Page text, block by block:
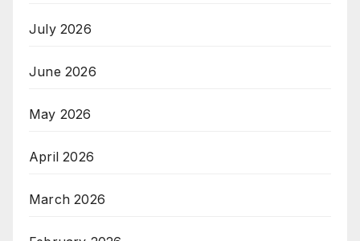
July 2026
June 2026
May 2026
April 2026
March 2026